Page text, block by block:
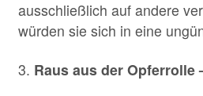
ausschließlich auf andere
würden sie sich in eine
3. Raus aus der Opferrolle